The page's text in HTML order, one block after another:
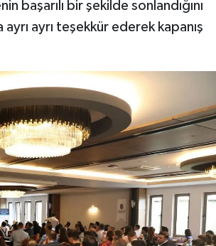
başarılı bir şekilde sonlandığını
ayrı teşekkür ederek kapanış